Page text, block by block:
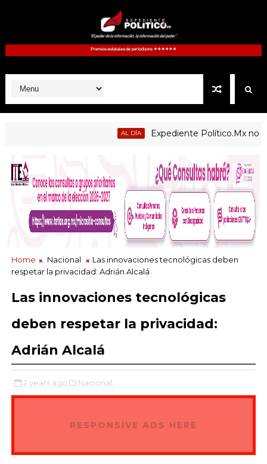
Expediente Político.Mx no 1126
Home Nacional
Las innovaciones tecnológicas deben
respetar la privacidad: Adrián Alcalá
Las innovaciones tecnológicas
deben respetar la privacidad:
Adrián Alcalá
2 years ago Nacional,
RESPONSIVE ADS HERE